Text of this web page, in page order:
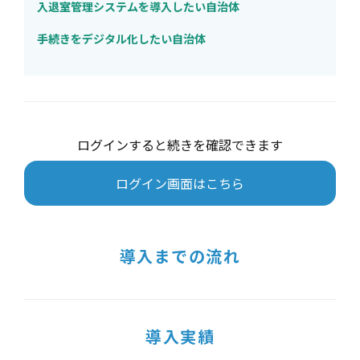
入退室管理システムを導入したい自治体
手続きをデジタル化したい自治体
ログインすると続きを確認できます
ログイン画面はこちら
導入までの流れ
導入実績